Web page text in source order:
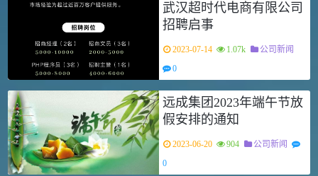
武汉超时代电商有限公司
招聘启事
2023-07-14 1.07k
公司新闻
0
远成集团2023年端午节放
假安排的通知
2023-06-20 904
公司新闻
0